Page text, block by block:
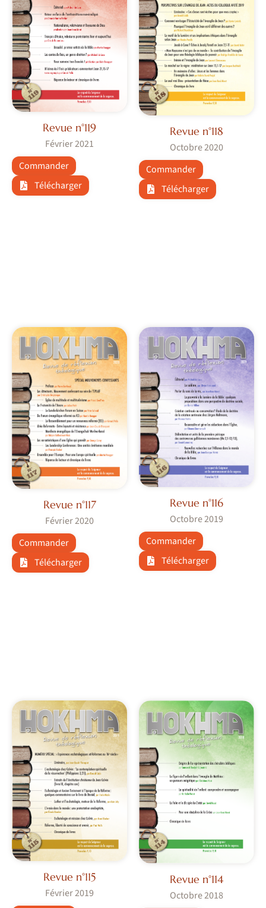
Revue n°119
Février 2021
Commander
Télécharger
Revue n°118
Octobre 2020
Commander
Télécharger
Revue n°117
Février 2020
Commander
Télécharger
Revue n°116
Octobre 2019
Commander
Télécharger
Revue n°115
Février 2019
Revue n°114
Octobre 2018